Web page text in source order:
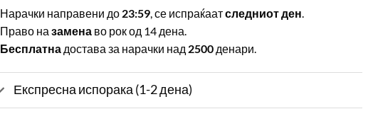
Нарачки направени до 23:59, се испраќаатследниот ден.
Право назамена во рок од 14 дена.
Бесплатна достава за нарачки над 2500 денари.
Експресна испорака (1-2 дена)